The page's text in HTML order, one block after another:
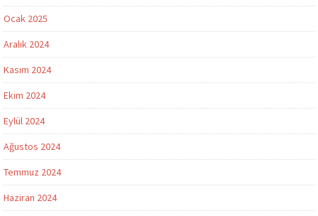
Ocak 2025
Aralık 2024
Kasım 2024
Ekim 2024
Eylül 2024
Ağustos 2024
Temmuz 2024
Haziran 2024